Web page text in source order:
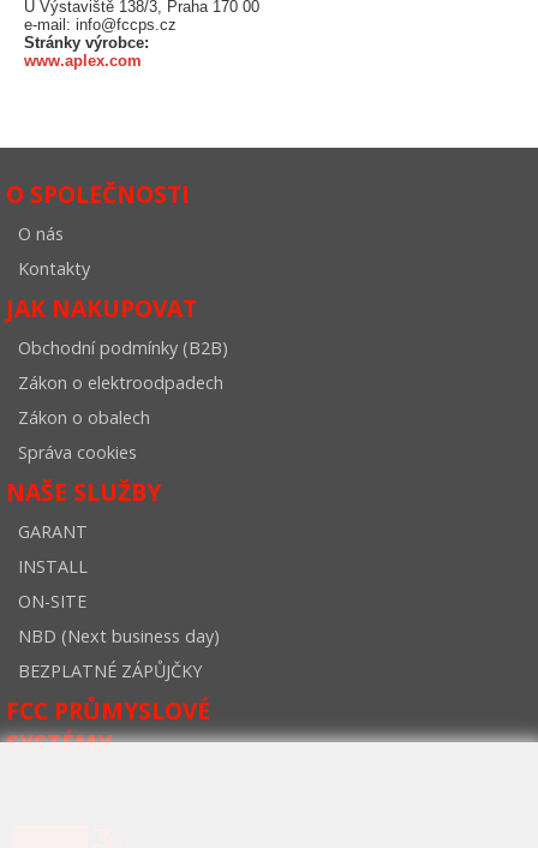
U Výstaviště 138/3, Praha 170 00
e-mail: info@fccps.cz
Stránky výrobce:
www.aplex.com
O SPOLEČNOSTI
O nás
Kontakty
JAK NAKUPOVAT
Obchodní podmínky (B2B)
Zákon o elektroodpadech
Zákon o obalech
Správa cookies
NAŠE SLUŽBY
GARANT
INSTALL
ON-SITE
NBD (Next business day)
BEZPLATNÉ ZÁPŮJČKY
FCC PRŮMYSLOVÉ
SYSTÉMY